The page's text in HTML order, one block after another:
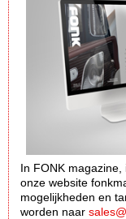
In FONK
onze website
mogelijkheden en
worden naar